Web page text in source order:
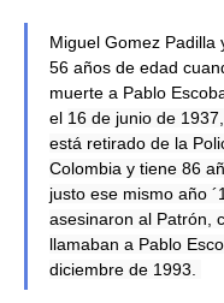
Miguel Gomez Padilla
56 años de edad
muerte a Pablo
el 16 de junio de
está retirado de la
Colombia y tiene 86
justo ese mismo año
asesinaron al Patrón,
llamaban a Pablo
diciembre de 1993.